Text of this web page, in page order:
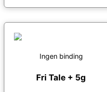
Ingen binding
Fri Tale + 5g